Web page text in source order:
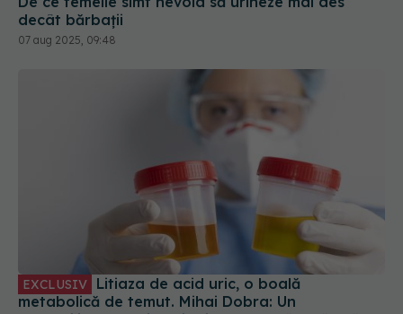
decât bărbații
07 aug 2025, 09:48
EXCLUSIV
metabolică de temut. Mihai Dobra: Un